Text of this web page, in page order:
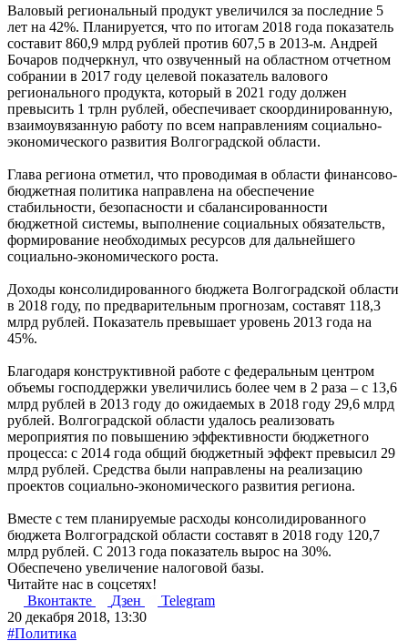
Валовый региональный продукт увеличился за последние 5
лет на 42%. Планируется, что по итогам 2018 года показатель
составит 860,9 млрд рублей против 607,5 в 2013-м. Андрей
Бочаров подчеркнул, что озвученный на областном отчетном
собрании в 2017 году целевой показатель валового
регионального продукта, который в 2021 году должен
превысить 1 трлн рублей, обеспечивает скоординированную,
взаимоувязанную работу по всем направлениям социально-
экономического развития Волгоградской области.
Глава региона отметил, что проводимая в области финансово-
бюджетная политика направлена на обеспечение
стабильности, безопасности и сбалансированности
бюджетной системы, выполнение социальных обязательств,
формирование необходимых ресурсов для дальнейшего
социально-экономического роста.
Доходы консолидированного бюджета Волгоградской области
в 2018 году, по предварительным прогнозам, составят 118,3
млрд рублей. Показатель превышает уровень 2013 года на
45%.
Благодаря конструктивной работе с федеральным центром
объемы господдержки увеличились более чем в 2 раза – с 13,6
млрд рублей в 2013 году до ожидаемых в 2018 году 29,6 млрд
рублей. Волгоградской области удалось реализовать
мероприятия по повышению эффективности бюджетного
процесса: с 2014 года общий бюджетный эффект превысил 29
млрд рублей. Средства были направлены на реализацию
проектов социально-экономического развития региона.
Вместе с тем планируемые расходы консолидированного
бюджета Волгоградской области составят в 2018 году 120,7
млрд рублей. С 2013 года показатель вырос на 30%.
Обеспечено увеличение налоговой базы.
Читайте нас в соцсетях!
Вконтакте
Дзен
Telegram
20 декабря 2018, 13:30
#Политика